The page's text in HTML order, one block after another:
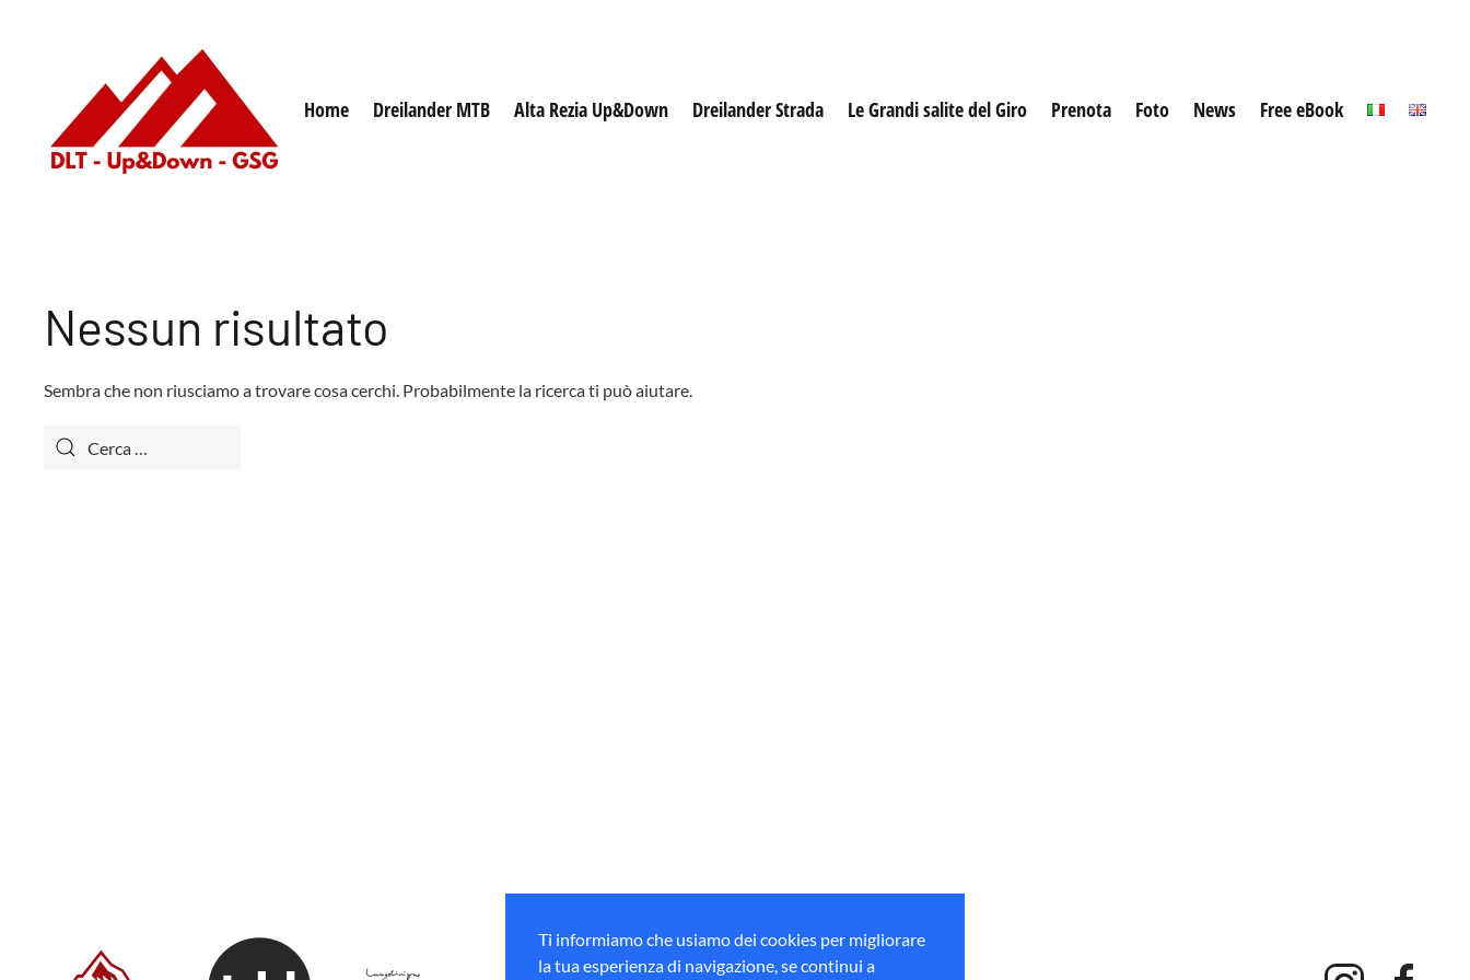
Ti informiamo che usiamo dei cookies per migliorare
la tua esperienza di navigazione, se continui a
Home Dreilander MTB Alta Rezia Up&Down Dreilander Strada Le Grandi salite del Giro Prenota Foto News Free eBook
Nessun risultato
Sembra che non riusciamo a trovare cosa cerchi. Probabilmente la ricerca ti può aiutare.
© Copyright 2020 Dreilandertour.it | Via Stefanardo da
Vimercate 28 Milano (MI) - Web agency
Gdmtech.it